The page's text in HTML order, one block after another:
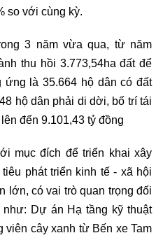
so với cùng kỳ.
3 năm vừa qua, từ năm
thu hồi 3.773,54ha đất để
là 35.664 hộ dân có đất
hộ dân phải di dời, bố trí tái
đến 9.101,43 tỷ đồng
mục đích để triển khai xây
phát triển kinh tế - xã hội
lớn, có vai trò quan trọng đối
Dự án Hạ tầng kỹ thuật
viên cây xanh từ Bến xe Tam